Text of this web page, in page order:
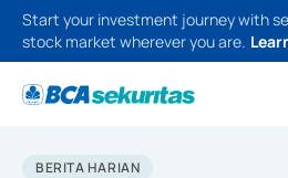
Start your investment journey with
stock market wherever you are.
BERITA HARIAN